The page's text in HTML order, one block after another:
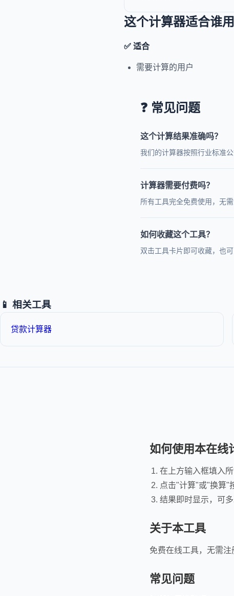
这个计算器适合谁用
✅ 适合
需要计算的用户
❓ 常见问题
这个计算结果准确吗？
我们的计算器按照行业标准
计算器需要付费吗？
所有工具完全免费使用，无
如何收藏这个工具？
双击工具卡片即可收藏，也
📱 相关工具
贷款计算器
如何使用本在线
在上方输入框填入
点击"计算"或"换算"
结果即时显示，可
关于本工具
免费在线工具，无需注
常见问题